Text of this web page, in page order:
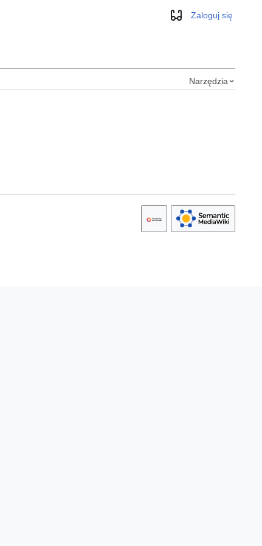
WyglądZaloguj się
Narzędzia